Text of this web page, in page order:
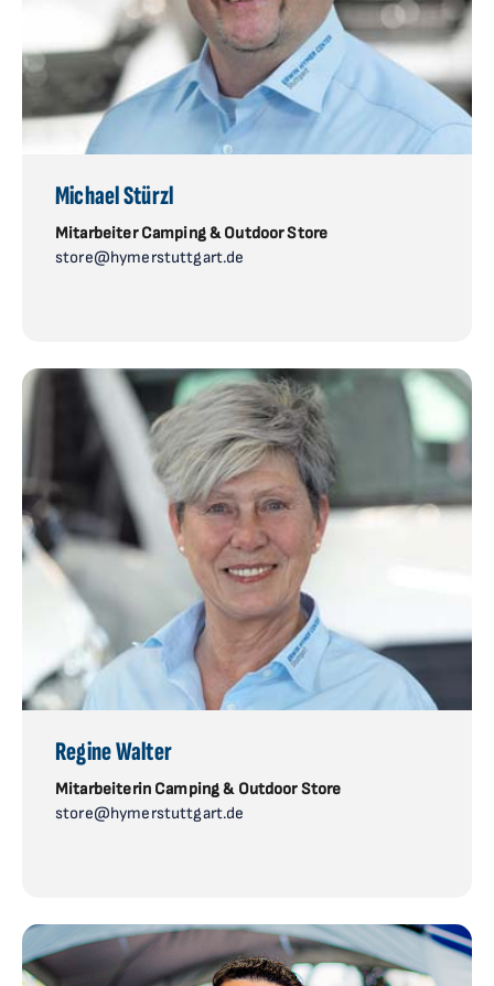
Michael Stürzl
Mitarbeiter Camping & Outdoor Store
store@hymerstuttgart.de
Regine Walter
Mitarbeiterin Camping & Outdoor Store
store@hymerstuttgart.de